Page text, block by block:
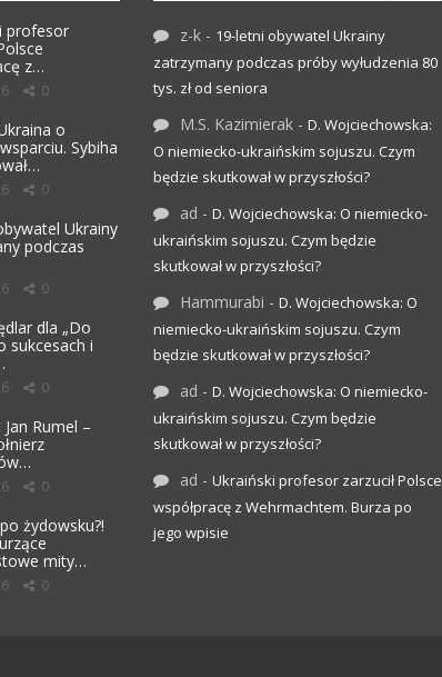
profesor
z…
0
o
Sybiha
0
Ukrainy
podczas
0
dla „Do
sukcesach i
0
Rumel –
0
żydowsku?!
mity…
0
z-k - 19-letni obywatel Ukrainy
zatrzymany podczas próby wyłudzenia 80
tys. zł od seniora
M.S. Kazimierak - D. Wojciechowska:
O niemiecko-ukraińskim sojuszu. Czym
będzie skutkował w przyszłości?
ad - D. Wojciechowska: O niemiecko-
ukraińskim sojuszu. Czym będzie
skutkował w przyszłości?
Hammurabi - D. Wojciechowska: O
niemiecko-ukraińskim sojuszu. Czym
będzie skutkował w przyszłości?
ad - D. Wojciechowska: O niemiecko-
ukraińskim sojuszu. Czym będzie
skutkował w przyszłości?
ad - Ukraiński profesor zarzucił Polsce
współpracę z Wehrmachtem. Burza po
jego wpisie